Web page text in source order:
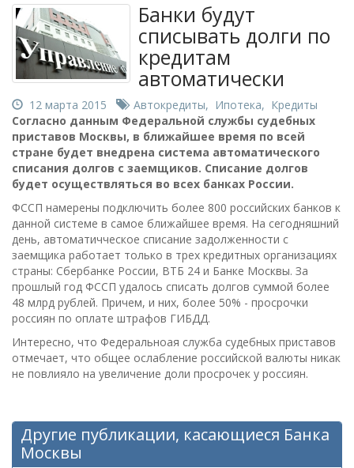
Банки будут
списывать долги по
кредитам
автоматически
12 марта 2015 Автокредиты, Ипотека, Кредиты
Согласно данным Федеральной службы судебных
приставов Москвы, в ближайшее время по всей
стране будет внедрена система автоматического
списания долгов с заемщиков. Списание долгов
будет осуществляться во всех банках России.
ФССП намерены подключить более 800 российских банков к
данной системе в самое ближайшее время. На сегодняшний
день, автоматичческое списание задолженности с
заемщика работает только в трех кредитных организациях
страны: Сбербанке России, ВТБ 24 и Банке Москвы. За
прошлый год ФССП удалось списать долгов суммой более
48 млрд рублей. Причем, и них, более 50% - просрочки
россиян по оплате штрафов ГИБДД.
Интересно, что Федеральноая служба судебных приставов
отмечает, что общее ослабление российской валюты никак
не повлияло на увеличение доли просрочек у россиян.
Другие публикации, касающиеся Банка
Москвы